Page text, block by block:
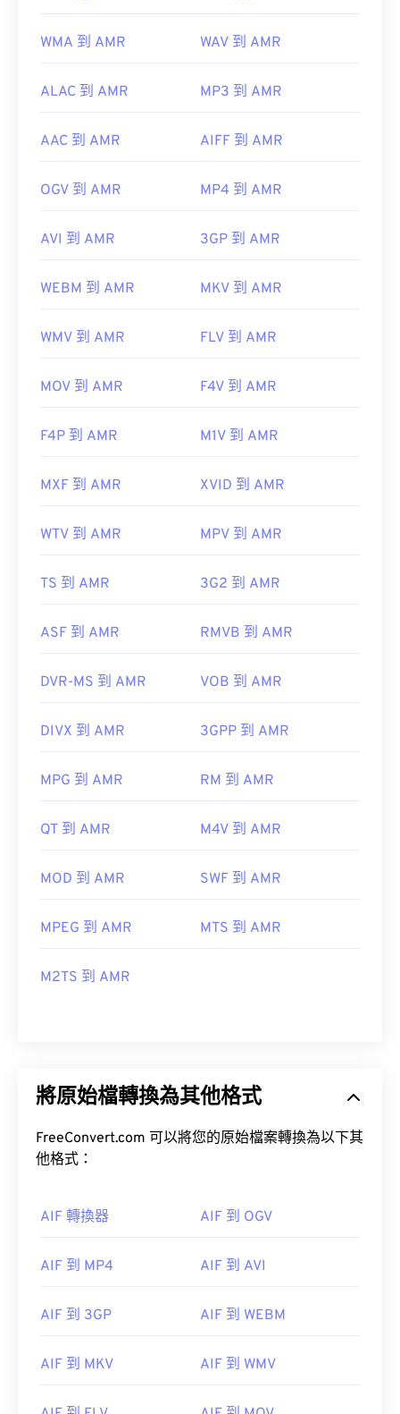
WMA 到 AMR WAV 到 AMR
ALAC 到 AMR MP3 到 AMR
AAC 到 AMR AIFF 到 AMR
OGV 到 AMR MP4 到 AMR
AVI 到 AMR 3GP 到 AMR
WEBM 到 AMR MKV 到 AMR
WMV 到 AMR FLV 到 AMR
MOV 到 AMR F4V 到 AMR
F4P 到 AMR M1V 到 AMR
MXF 到 AMR XVID 到 AMR
WTV 到 AMR MPV 到 AMR
TS 到 AMR 3G2 到 AMR
ASF 到 AMR RMVB 到 AMR
DVR-MS 到 AMR VOB 到 AMR
DIVX 到 AMR 3GPP 到 AMR
MPG 到 AMR RM 到 AMR
QT 到 AMR M4V 到 AMR
MOD 到 AMR SWF 到 AMR
MPEG 到 AMR MTS 到 AMR
M2TS 到 AMR
將原始檔轉換為其他格式
FreeConvert.com 可以將您的原始檔案轉換為以下其
他格式：
AIF 轉換器 AIF 到 OGV
AIF 到 MP4 AIF 到 AVI
AIF 到 3GP AIF 到 WEBM
AIF 到 MKV AIF 到 WMV